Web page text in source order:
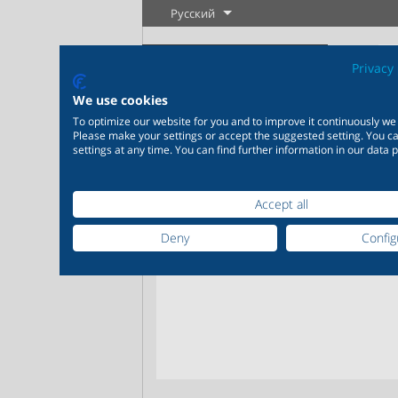
Русский
Новые изделия
Подробнее
Регулировка
Подробнее
Промышленность
20 000 изделий для
промышленности
200 000
We use cookies
To optimize our website for you and to improve it continuously we
Please make your settings or accept the suggested setting. You
settings at any time. You can find further information in our data
Accept all
Deny